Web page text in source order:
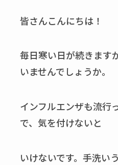
皆さんこんにちは！
毎日寒い日が続きます
いませんでしょうか。
インフルエンザも流行
で、気を付けないと
いけないです。手洗い